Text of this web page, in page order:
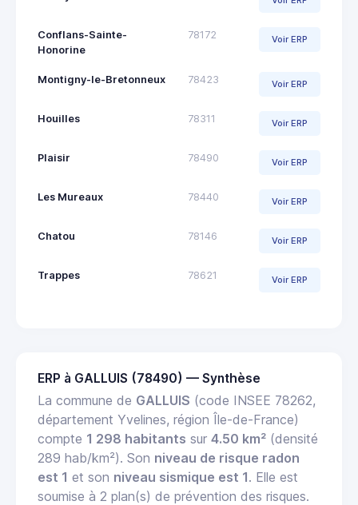
Conflans-Sainte-
Honorine
78172 Voir ERP
Montigny-le-Bretonneux 78423 Voir ERP
Houilles 78311 Voir ERP
Plaisir 78490 Voir ERP
Les Mureaux 78440 Voir ERP
Chatou 78146 Voir ERP
Trappes 78621 Voir ERP
ERP à GALLUIS (78490) — Synthèse
La commune de GALLUIS (code INSEE 78262,
département Yvelines, région Île-de-France)
compte 1 298 habitants sur 4.50 km² (densité
289 hab/km²). Son niveau de risque radon
est 1 et son niveau sismique est 1. Elle est
soumise à 2 plan(s) de prévention des risques.